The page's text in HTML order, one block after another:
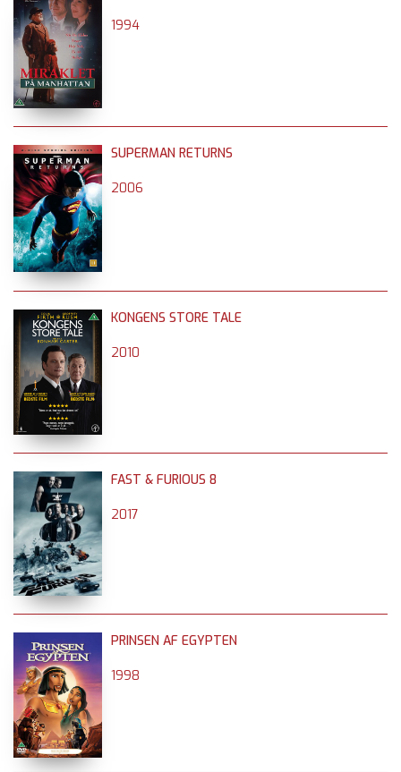
1994
SUPERMAN RETURNS
2006
KONGENS STORE TALE
2010
FAST & FURIOUS 8
2017
PRINSEN AF EGYPTEN
1998